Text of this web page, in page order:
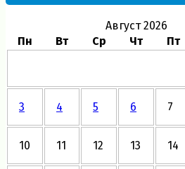
Август 2026
Пн
Вт Ср Чт Пт
3 4 5 6 7
10 11 12 13 14